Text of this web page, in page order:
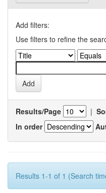
Add filters:
Use filters to refine the
Results/Page |
In order
Results 1-1 of 1 (Search